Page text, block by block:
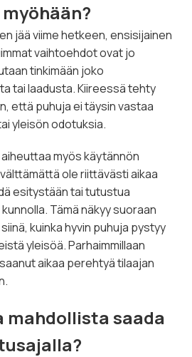
jää viime hetkeen, ensisijainen
vaihtoehdot ovat jo
tinkimään joko
tai laadusta. Kiireessä tehty
että puhuja ei täysin vastaa
yleisön odotuksia.
myös käytännön
ole riittävästi aikaa
esitystään tai tutustua
Tämä näkyy suoraan
kuinka hyvin puhuja pystyy
yleisöä. Parhaimmillaan
aikaa perehtyä tilaajan
mahdollista saada